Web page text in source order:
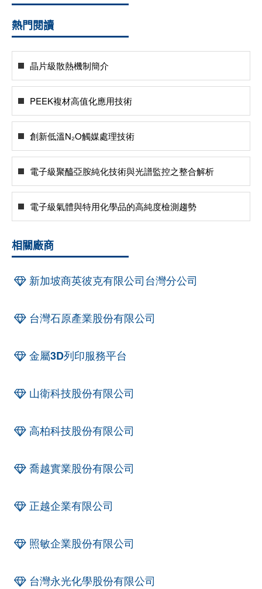
熱門閱讀
晶片級散熱機制簡介
PEEK複材高值化應用技術
創新低溫N₂O觸媒處理技術
電子級聚醯亞胺純化技術與光譜監控之整合解析
電子級氣體與特用化學品的高純度檢測趨勢
相關廠商
新加坡商英彼克有限公司台灣分公司
台灣石原產業股份有限公司
金屬3D列印服務平台
山衛科技股份有限公司
高柏科技股份有限公司
喬越實業股份有限公司
正越企業有限公司
照敏企業股份有限公司
台灣永光化學股份有限公司